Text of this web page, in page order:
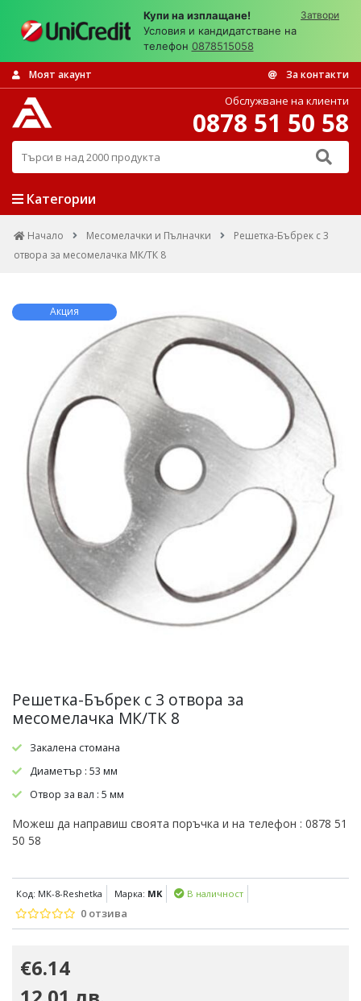
Купи на изплащане!
Условия и кандидатстване на
телефон 0878515058
Затвори
Моят акаунт За контакти
Търси в над 2000 продукта
Обслужване на клиенти
0878 51 50 58
Категории
Начало Месомелачки и Пълначки
Решетка-Бъбрек с 3
отвора за месомелачка МК/ТК 8
Акция
Решетка-Бъбрек с 3 отвора за
месомелачка МК/ТК 8
Закалена стомана
Диаметър : 53 мм
Отвор за вал : 5 мм
Можеш да направиш своята поръчка и на телефон : 0878 51
50 58
Код: MK-8-Reshetka Марка: MK В наличност
0 отзива
€6.14